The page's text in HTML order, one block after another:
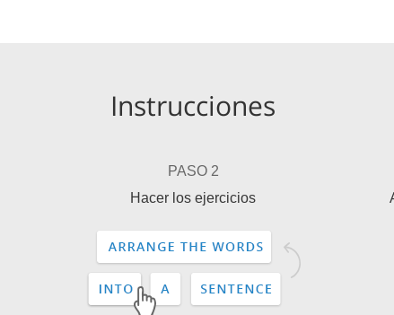
Instrucciones
PASO 2
Hacer los ejercicios